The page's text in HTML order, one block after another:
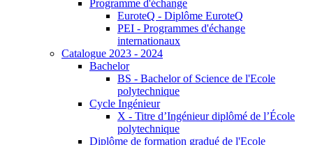
Programme d'échange
EuroteQ - Diplôme EuroteQ
PEI - Programmes d'échange
internationaux
Catalogue 2023 - 2024
Bachelor
BS - Bachelor of Science de l'Ecole
polytechnique
Cycle Ingénieur
X - Titre d’Ingénieur diplômé de l’École
polytechnique
Diplôme de formation gradué de l'Ecole